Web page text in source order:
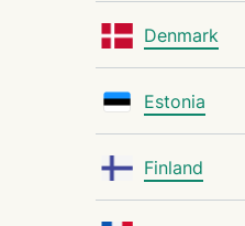
Denmark
Estonia
Finland